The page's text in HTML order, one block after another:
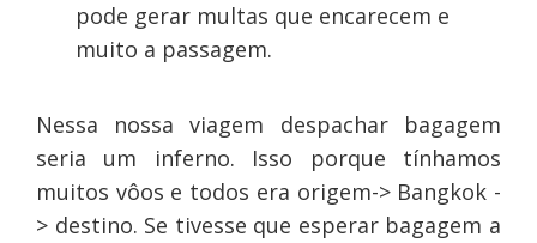
pode gerar multas que encarecem e
muito a passagem.
Nessa nossa viagem despachar bagagem
seria um inferno. Isso porque tínhamos
muitos vôos e todos era origem-> Bangkok -
> destino. Se tivesse que esperar bagagem a